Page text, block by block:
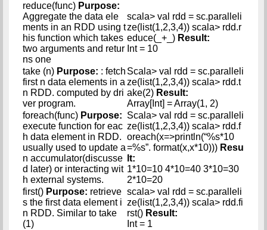
reduce(func) Purpose:
Aggregate the data ele
ments in an RDD using t
his function which takes
two arguments and retur
ns one
scala> val rdd = sc.paralleli
ze(list(1,2,3,4)) scala> rdd.r
educe(_+_) Result:
Int = 10
take (n) Purpose: : fetch
first n data elements in a
n RDD. computed by dri
ver program.
Scala> val rdd = sc.paralleli
ze(list(1,2,3,4)) scala> rdd.t
ake(2) Result:
Array[Int] = Array(1, 2)
foreach(func) Purpose:
execute function for eac
h data element in RDD.
usually used to update a
n accumulator(discusse
d later) or interacting wit
h external systems.
Scala> val rdd = sc.paralleli
ze(list(1,2,3,4)) scala> rdd.f
oreach(x=>println(“%s*10
=%s”. format(x,x*10))) Resu
lt:
1*10=10 4*10=40 3*10=30
2*10=20
first() Purpose: retrieve
s the first data element i
n RDD. Similar to take
(1)
scala> val rdd = sc.paralleli
ze(list(1,2,3,4)) scala> rdd.fi
rst() Result:
Int = 1